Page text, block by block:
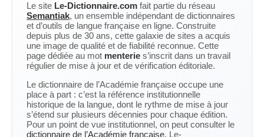
Le site Le-Dictionnaire.com fait partie du réseau
Semantiak, un ensemble indépendant de dictionnaires
et d’outils de langue française en ligne. Construite
depuis plus de 30 ans, cette galaxie de sites a acquis
une image de qualité et de fiabilité reconnue. Cette
page dédiée au mot menterie s’inscrit dans un travail
régulier de mise à jour et de vérification éditoriale.
Le dictionnaire de l’Académie française occupe une
place à part : c’est la référence institutionnelle
historique de la langue, dont le rythme de mise à jour
s’étend sur plusieurs décennies pour chaque édition.
Pour un point de vue institutionnel, on peut consulter le
dictionnaire de l’Académie française. Le-